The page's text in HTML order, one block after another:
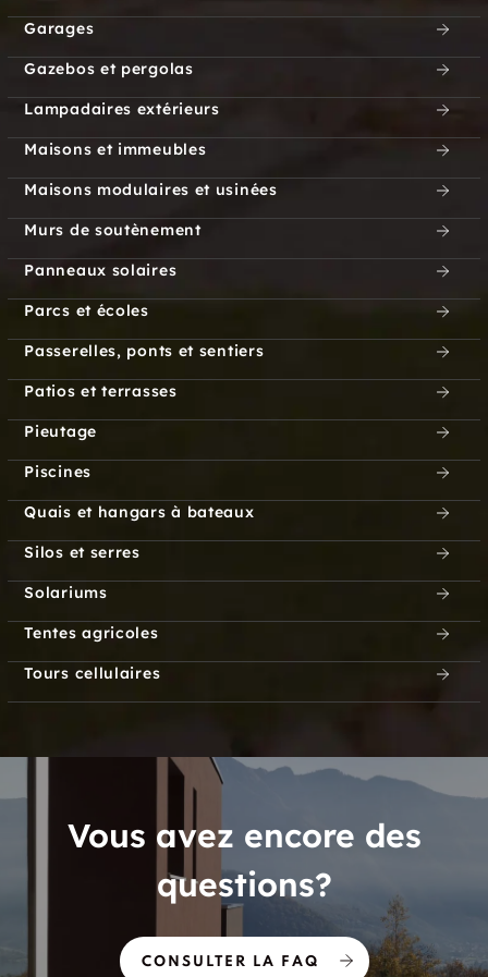
Garages
Gazebos et pergolas
Lampadaires extérieurs
Maisons et immeubles
Maisons modulaires et usinées
Murs de soutènement
Panneaux solaires
Parcs et écoles
Passerelles, ponts et sentiers
Patios et terrasses
Pieutage
Piscines
Quais et hangars à bateaux
Silos et serres
Solariums
Tentes agricoles
Tours cellulaires
Vous avez encore des
questions?
CONSULTER LA FAQ